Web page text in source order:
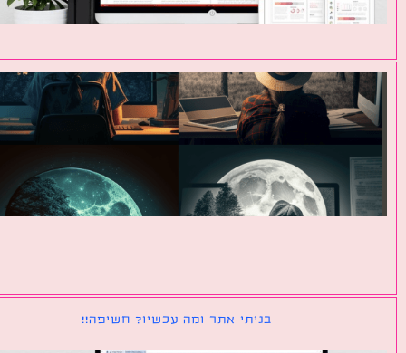
בניתי אתר ומה עכשיו? חשיפה!!